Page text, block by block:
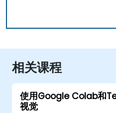
相关课程
使用Google Colab和
视觉